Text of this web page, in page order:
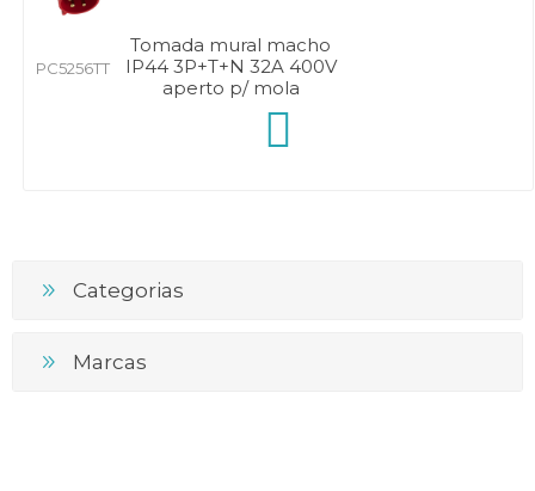
PC5256TT
Tomada mural macho
IP44 3P+T+N 32A 400V
aperto p/ mola
Categorias
Marcas